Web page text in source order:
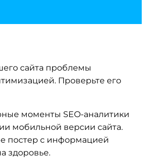
сайта проблемы
Проверьте его
моменты SEO-аналитики
мобильной версии сайта.
постер с информацией
здоровье.